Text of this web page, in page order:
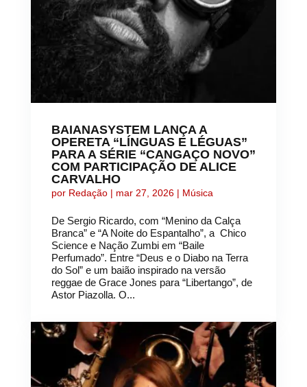
BAIANASYSTEM LANÇA A
OPERETA “LÍNGUAS E LÉGUAS”
PARA A SÉRIE “CANGAÇO NOVO”
COM PARTICIPAÇÃO DE ALICE
CARVALHO
por Redação| mar 27, 2026| Música
De Sergio Ricardo, com “Menino da Calça
Branca” e “A Noite do Espantalho”, a Chico
Science e Nação Zumbi em “Baile
Perfumado”. Entre “Deus e o Diabo na Terra
do Sol” e um baião inspirado na versão
reggae de Grace Jones para “Libertango”, de
Astor Piazolla. O...